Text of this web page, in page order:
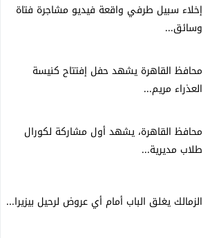
إخلاء سبيل طرفي واقعة فيديو مشاجرة فتاة
وسائق...
محافظ القاهرة يشهد حفل إفتتاح كنيسة
العذراء مريم...
محافظ القاهرة، يشهد أول مشاركة لكورال
طلاب مديرية...
الزمالك يغلق الباب أمام أي عروض لرحيل بيزيرا...